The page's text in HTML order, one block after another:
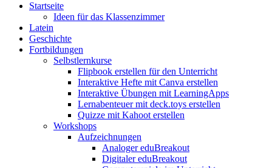
Startseite
Ideen für das Klassenzimmer
Latein
Geschichte
Fortbildungen
Selbstlernkurse
Flipbook erstellen für den Unterricht
Interaktive Hefte mit Canva erstellen
Interaktive Übungen mit LearningApps
Lernabenteuer mit deck.toys erstellen
Quizze mit Kahoot erstellen
Workshops
Aufzeichnungen
Analoger eduBreakout
Digitaler eduBreakout